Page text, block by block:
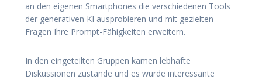
an den eigenen Smartphones die verschiedenen Tools
der generativen KI ausprobieren und mit gezielten
Fragen Ihre Prompt-Fähigkeiten erweitern.
In den eingeteilten Gruppen kamen lebhafte
Diskussionen zustande und es wurde interessante